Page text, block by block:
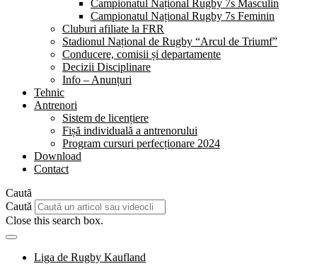
Campionatul Național Rugby 7s Masculin
Campionatul Național Rugby 7s Feminin
Cluburi afiliate la FRR
Stadionul Național de Rugby “Arcul de Triumf”
Conducere, comisii și departamente
Decizii Disciplinare
Info – Anunțuri
Tehnic
Antrenori
Sistem de licențiere
Fișă individuală a antrenorului
Program cursuri perfecționare 2024
Download
Contact
Caută
Caută
Close this search box.
Liga de Rugby Kaufland